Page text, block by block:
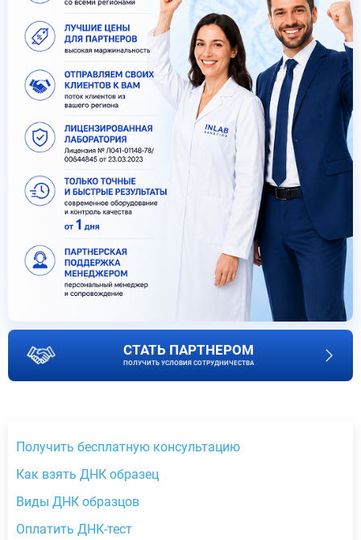
СТАТЬ ПАРТНЕРОМ
ПОЛУЧИТЬ УСЛОВИЯ СОТРУДНИЧЕСТВА
Получить бесплатную консультацию
Как взять ДНК образец
Виды ДНК образцов
Оплатить ДНК-тест